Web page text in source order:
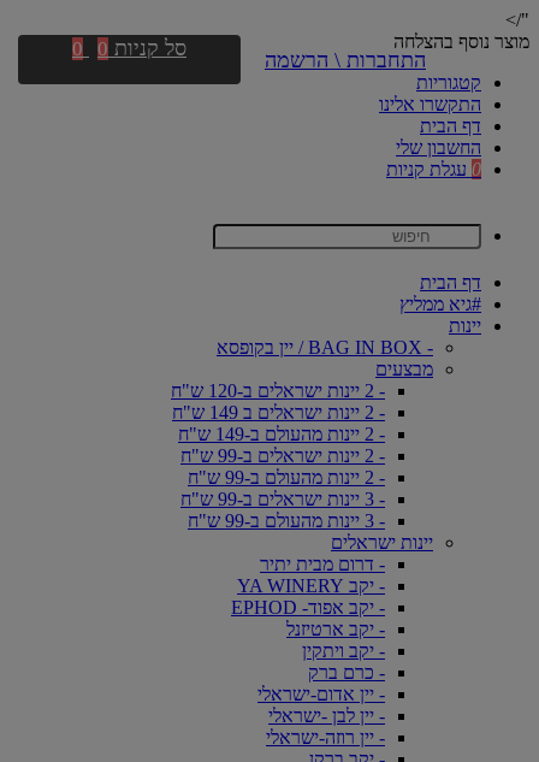
"/>
מוצר נוסף בהצלחה
קטגוריות
התקשרו אלינו
דף הבית
החשבון שלי
0 עגלת קניות
דף הבית
#גיא ממליץ
יינות
- BAG IN BOX / יין בקופסא
מבצעים
- 2 יינות ישראלים ב-120 ש"ח
- 2 יינות ישראלים ב 149 ש"ח
- 2 יינות מהעולם ב-149 ש"ח
- 2 יינות ישראלים ב-99 ש"ח
- 2 יינות מהעולם ב-99 ש"ח
- 3 יינות ישראלים ב-99 ש"ח
- 3 יינות מהעולם ב-99 ש"ח
יינות ישראלים
- דרום מבית יתיר
- יקב YA WINERY
- יקב אפוד- EPHOD
- יקב ארטיזנל
- יקב ויתקין
- כרם ברק
- יין אדום-ישראלי
- יין לבן -ישראלי
- יין רוזה-ישראלי
התחברות \ הרשמה סל קניות 0
0